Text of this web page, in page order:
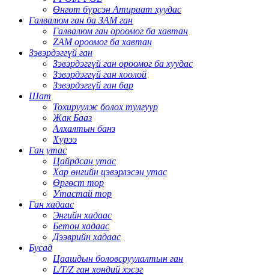
Өнгөт бүрсэн Атираат хуудас
Галвалюм ган ба ЗАМ ган
Галвалюм ган ороомог ба хавтан
ZAM ороомог ба хавтан
Зэвэрдэггүй ган
Зэвэрдэггүй ган ороомог ба хуудас
Зэвэрдэггүй ган хоолой
Зэвэрдэггүй ган бар
Шат
Тохируулж болох тулгуур
Жак Бааз
Алхалтын банз
Хүрээ
Ган утас
Цайрдсан утас
Хар өнгийн цэвэрлэсэн утас
Өргөст тор
Утастай тор
Ган хадаас
Энгийн хадаас
Бетон хадаас
Дээврийн хадаас
Бусад
Цаашдын боловсруулалтын ган
L/T/Z ган хөндий хэсэг